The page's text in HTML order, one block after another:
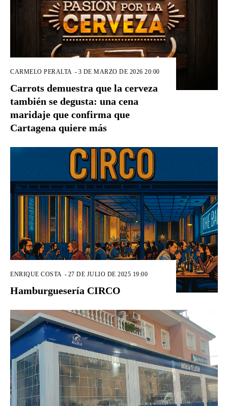
CARMELO PERALTA - 3 DE MARZO DE 2026 20:00
Carrots demuestra que la cerveza
también se degusta: una cena
maridaje que confirma que
Cartagena quiere más
ENRIQUE COSTA - 27 DE JULIO DE 2025 19:00
Hamburguesería CIRCO